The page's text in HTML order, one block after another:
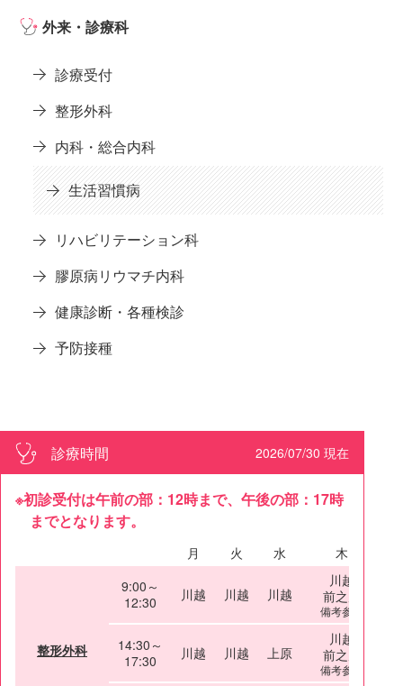
外来・診療科
診療受付
整形外科
内科・総合内科
生活習慣病
リハビリテーション科
膠原病リウマチ内科
健康診断・各種検診
予防接種
診療時間 2026/07/30 現在
※初診受付は午前の部：12時まで、午後の部：17時
までとなります。
月 火 水 木
整形外科
9:00～
12:30
川越 川越 川越
川越
前之原
備考参照
14:30～
17:30
川越 川越 上原
川越
前之原
備考参照